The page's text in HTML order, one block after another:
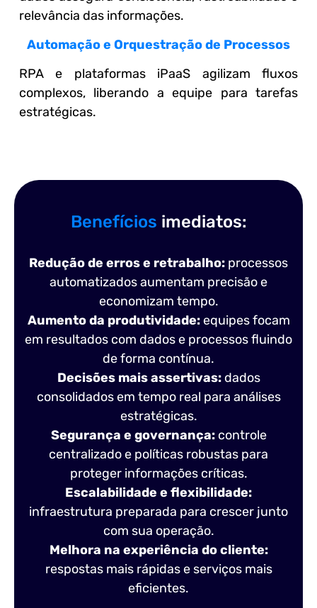
relevância das informações.
Automação e Orquestração de Processos
RPA e plataformas iPaaS agilizam fluxos
complexos, liberando a equipe para tarefas
estratégicas.
Benefícios imediatos:
Redução de erros e retrabalho: processos
automatizados aumentam precisão e
economizam tempo.
Aumento da produtividade:equipes focam
em resultados com dados e processos fluindo
de forma contínua.
Decisões mais assertivas:dados
consolidados em tempo real para análises
estratégicas.
Segurança e governança:controle
centralizado e políticas robustas para
proteger informações críticas.
Escalabilidade e flexibilidade:
infraestrutura preparada para crescer junto
com sua operação.
Melhora na experiência do cliente:
respostas mais rápidas e serviços mais
eficientes.